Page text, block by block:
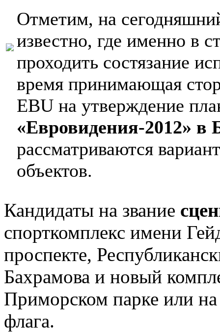
Отметим, на
известно, где именно в
проходить состязание
время принимающая
EBU на утверждение
«Евровидения-2012» в
рассматриваются
объектов.
Кандидаты на звание
спорткомплекс имени
проспекте,
Бахрамова и новый
Приморском парке или
флага.